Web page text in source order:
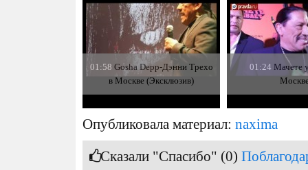
01:58 Gosha Depp-Дэнни Трехо
в Москве (Эксклюзив)
01:24 Мачете
Опубликовала материал: naxima
Сказали "Спасибо" (0)